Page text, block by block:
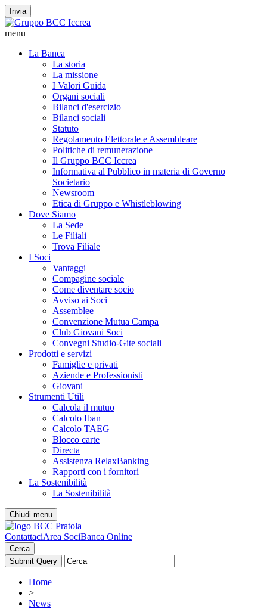
Invia
menu
La Banca
La storia
La missione
I Valori Guida
Organi sociali
Bilanci d'esercizio
Bilanci sociali
Statuto
Regolamento Elettorale e Assembleare
Politiche di remunerazione
Il Gruppo BCC Iccrea
Informativa al Pubblico in materia di Governo
Societario
Newsroom
Etica di Gruppo e Whistleblowing
Dove Siamo
La Sede
Le Filiali
Trova Filiale
I Soci
Vantaggi
Compagine sociale
Come diventare socio
Avviso ai Soci
Assemblee
Convenzione Mutua Campa
Club Giovani Soci
Convegni Studio-Gite sociali
Prodotti e servizi
Famiglie e privati
Aziende e Professionisti
Giovani
Strumenti Utili
Calcola il mutuo
Calcolo Iban
Calcolo TAEG
Blocco carte
Directa
Assistenza RelaxBanking
Rapporti con i fornitori
La Sostenibilità
La Sostenibilità
Chiudi menu
ContattaciArea SociBanca Online
Cerca
Home
>
News